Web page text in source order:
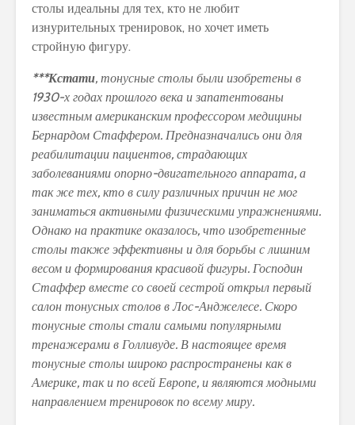
столы идеальны для тех, кто не любит
изнурительных тренировок, но хочет иметь
стройную фигуру.
***Кстати, тонусные столы были изобретены в
1930-х годах прошлого века и запатентованы
известным американским профессором медицины
Бернардом Стаффером. Предназначались они для
реабилитации пациентов, страдающих
заболеваниями опорно-двигательного аппарата, а
так же тех, кто в силу различных причин не мог
заниматься активными физическими упражнениями.
Однако на практике оказалось, что изобретенные
столы также эффективны и для борьбы с лишним
весом и формирования красивой фигуры. Господин
Стаффер вместе со своей сестрой открыл первый
салон тонусных столов в Лос-Анджелесе. Скоро
тонусные столы стали самыми популярными
тренажерами в Голливуде. В настоящее время
тонусные столы широко распространены как в
Америке, так и по всей Европе, и являются модными
направлением тренировок по всему миру.